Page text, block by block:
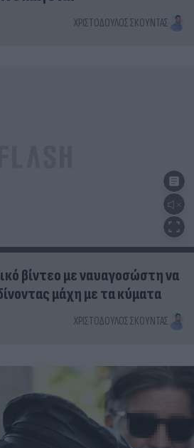
ΧΡΙΣΤΌΔΟΥΛΟΣ ΣΚΟΎΝΤΑΣ
βίντεο με ναυαγοσώστη να
μάχη με τα κύματα
ΧΡΙΣΤΌΔΟΥΛΟΣ ΣΚΟΎΝΤΑΣ